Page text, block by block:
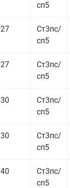
сп5
27
Ст3пс/
сп5
27
Ст3пс/
сп5
30
Ст3пс/
сп5
30
Ст3пс/
сп5
40
Ст3пс/
сп5